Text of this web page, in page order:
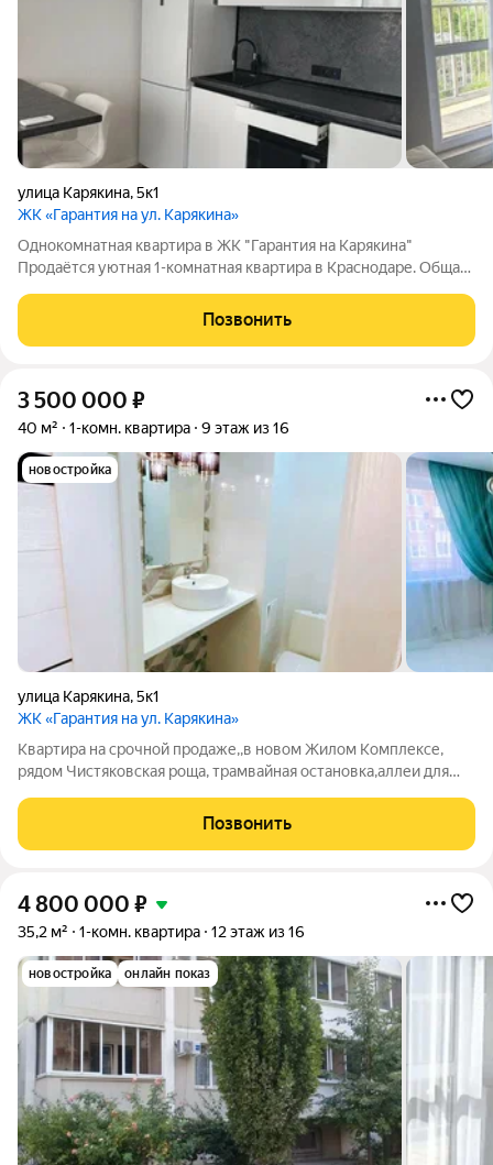
улица Карякина,5к1
ЖК «Гарантия на ул. Карякина»
Однокомнатная квартира в ЖК "Гарантия на Карякина"
Продаётся уютная 1-комнатная квартира в Краснодаре. Общая
отличном состоянии. Установлены стеклопакеты, центральное
отопление. Сделан
Позвонить
3 500 000 ₽
40 м² 1-комн. квартира 9 этаж из 16
новостройка
улица Карякина,5к1
ЖК «Гарантия на ул. Карякина»
Квартира на срочной продаже,,в новом Жилом Комплексе,
рядом Чистяковская роща, трамвайная остановка,аллеи для
гипер маркеты,Институт Культуры,Политех и много другое
для комфортной жизни,до
Позвонить
4 800 000 ₽
35,2 м² 1-комн. квартира 12 этаж из 16
новостройка онлайн показ